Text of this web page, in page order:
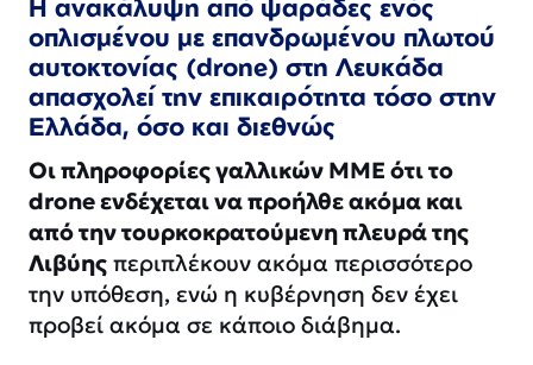
Η ανακάλυψη από ψαράδες ενός
οπλισμένου με επανδρωμένου πλωτού
αυτοκτονίας (drone) στη Λευκάδα
απασχολεί την επικαιρότητα τόσο στην
Ελλάδα, όσο και διεθνώς
Οι πληροφορίες γαλλικών ΜΜΕ ότι το
drone ενδέχεται να προήλθε ακόμα και
από την τουρκοκρατούμενη πλευρά της
Λιβύης περιπλέκουν ακόμα περισσότερο
την υπόθεση, ενώ η κυβέρνηση δεν έχει
προβεί ακόμα σε κάποιο διάβημα.